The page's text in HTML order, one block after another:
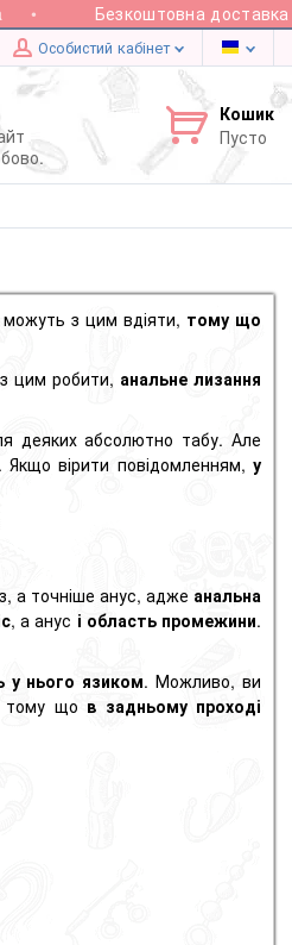
Безкоштовна доставка
Особистий кабінет
Кошик
Пусто
з цим вдіяти, тому що
цим робити, анальне лизання
деяких абсолютно табу. Але
Якщо вірити повідомленням,у
а точніше анус, адже анальна
, а анус і область промежини.
нього язиком. Можливо, ви
тому що в задньому проході